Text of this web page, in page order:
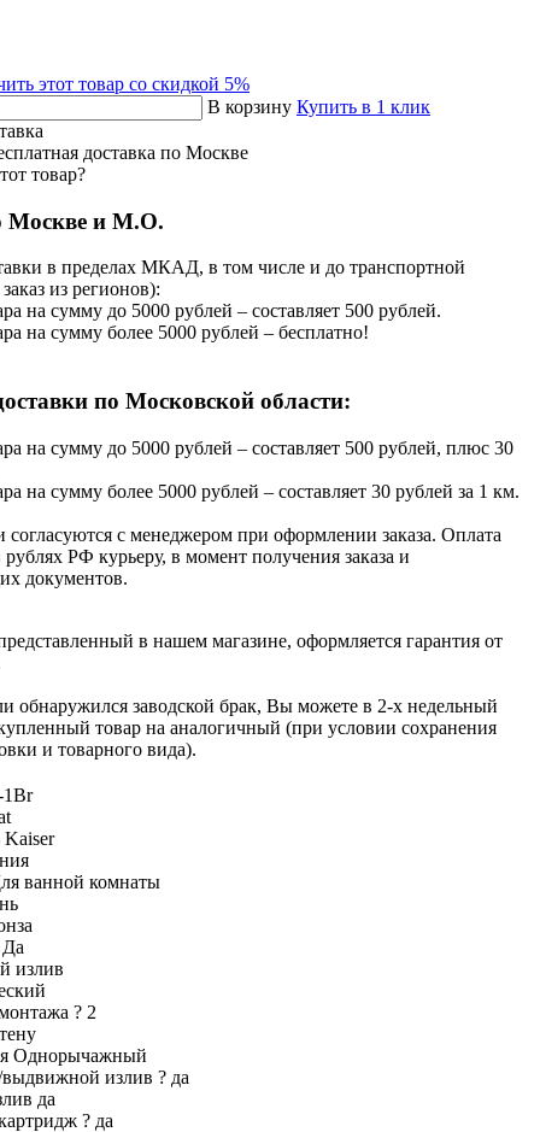
этот товар со скидкой 5%
В корзину Купить в 1 клик
товар?
Москве и М.О.
в пределах МКАД, в том числе и до транспортной
из регионов):
на сумму до 5000 рублей – составляет 500 рублей.
на сумму более 5000 рублей – бесплатно!
по Московской области:
на сумму до 5000 рублей – составляет 500 рублей, плюс 30
на сумму более 5000 рублей – составляет 30 рублей за 1 км.
согласуются с менеджером при оформлении заказа. Оплата
рублях РФ курьеру, в момент получения заказа и
документов.
в нашем магазине, оформляется гарантия от
обнаружился заводской брак, Вы можете в 2-х недельный
товар на аналогичный (при условии сохранения
и товарного вида).
1Br
Kaiser
ванной комнаты
Да
излив
? 2
Однорычажный
излив ? да
да
? да